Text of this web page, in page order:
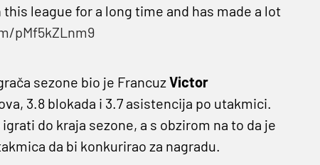
league for a long time and has made a lot
pMf5kZLnm9
sezone bio je FrancuzVictor
3.8 blokada i 3.7 asistencija po utakmici.
do kraja sezone, a s obzirom na to da je
da bi konkurirao za nagradu.